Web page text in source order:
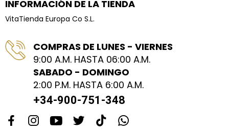
INFORMACIÓN DE LA TIENDA
VitaTienda Europa Co S.L.
COMPRAS DE LUNES - VIERNES
9:00 A.M. HASTA 06:00 A.M.
SABADO - DOMINGO
2:00 P.M. HASTA 6:00 A.M.
+34-900-751-348